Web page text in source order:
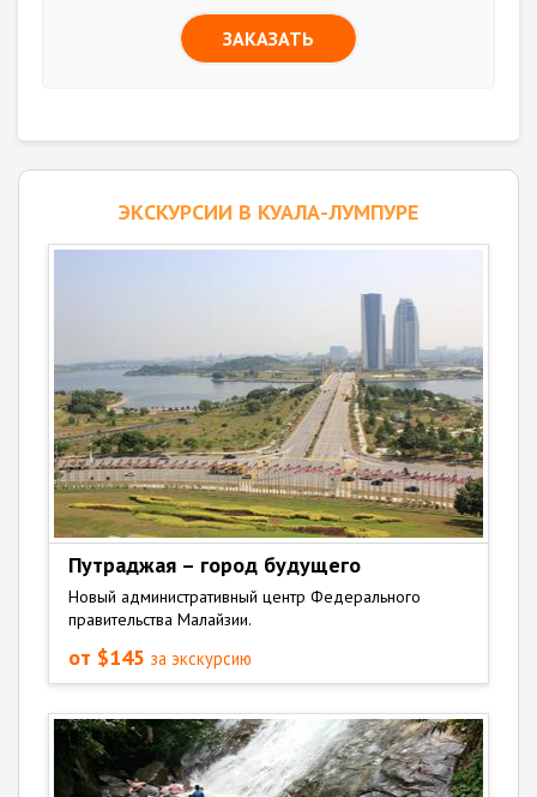
ЗАКАЗАТЬ
ЭКСКУРСИИ В КУАЛА-ЛУМПУРЕ
Путраджая – город будущего
Новый административный центр Федерального
правительства Малайзии.
от $145 за экскурсию